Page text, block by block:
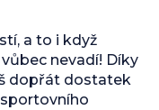
a to i když
nevadí! Díky
dopřát dostatek